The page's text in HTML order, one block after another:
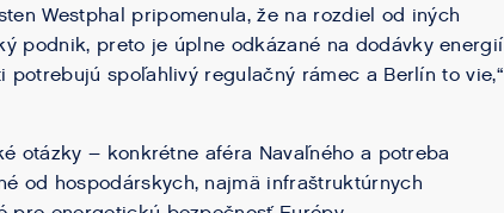
Westphal pripomenula, že na rozdiel od iných
podnik, preto je úplne odkázané na dodávky energií
potrebujú spoľahlivý regulačný rámec a Berlín to vie,“
otázky – konkrétne aféra Navaľného a potreba
od hospodárskych, najmä infraštruktúrnych